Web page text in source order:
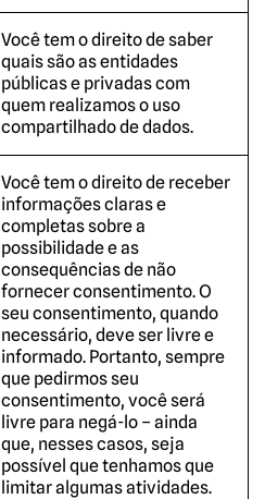
Você tem o direito de saber
quais são as entidades
públicas e privadas com
quem realizamos o uso
compartilhado de dados.
Você tem o direito de receber
informações claras e
completas sobre a
possibilidade e as
consequências de não
fornecer consentimento. O
seu consentimento, quando
necessário, deve ser livre e
informado. Portanto, sempre
que pedirmos seu
consentimento, você será
livre para negá-lo – ainda
que, nesses casos, seja
possível que tenhamos que
limitar algumas atividades.